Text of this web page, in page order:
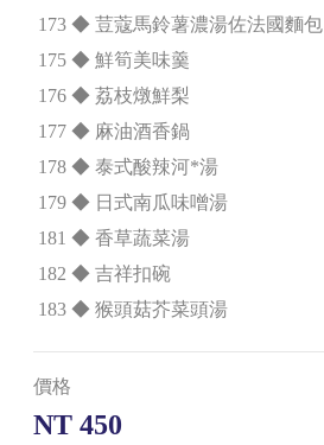
173 ◆ 荳蔻馬鈴薯濃湯佐法國麵包
175 ◆ 鮮筍美味羹
176 ◆ 荔枝燉鮮梨
177 ◆ 麻油酒香鍋
178 ◆ 泰式酸辣河*湯
179 ◆ 日式南瓜味噌湯
181 ◆ 香草蔬菜湯
182 ◆ 吉祥扣碗
183 ◆ 猴頭菇芥菜頭湯
價格
NT 450